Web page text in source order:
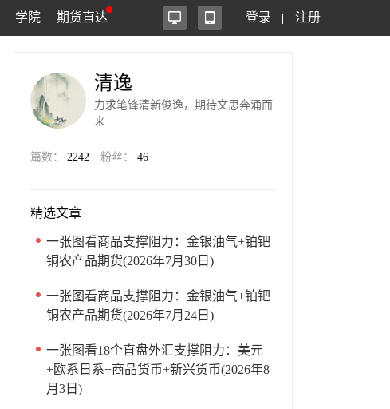
学院 期货直达 登录 注册
清逸
力求笔锋清新俊逸，期待文思奔涌而
来
篇数： 2242 粉丝： 46
精选文章
一张图看商品支撑阻力：金银油气+铂钯
铜农产品期货(2026年7月30日)
一张图看商品支撑阻力：金银油气+铂钯
铜农产品期货(2026年7月24日)
一张图看18个直盘外汇支撑阻力：美元
+欧系日系+商品货币+新兴货币(2026年8
月3日)